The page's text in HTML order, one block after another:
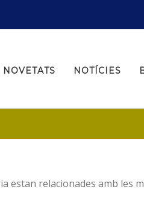
NOVETATS NOTÍCIES
estan relacionades amb les